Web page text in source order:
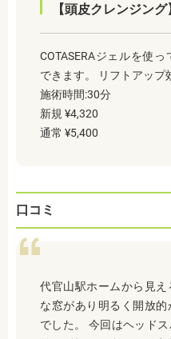
【頭皮クレンジン
COTASERAジェルを使
できます。 リフトアップ
施術時間:30分
新規 ¥4,320
通常 ¥5,400
口コミ
代官山駅ホームから見
な窓があり明るく開放
でした。 今回はヘッド